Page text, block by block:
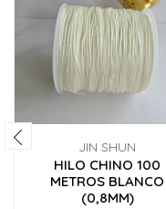
JIN SHUN
HILO CHINO 100
METROS BLANCO
(0,8MM)